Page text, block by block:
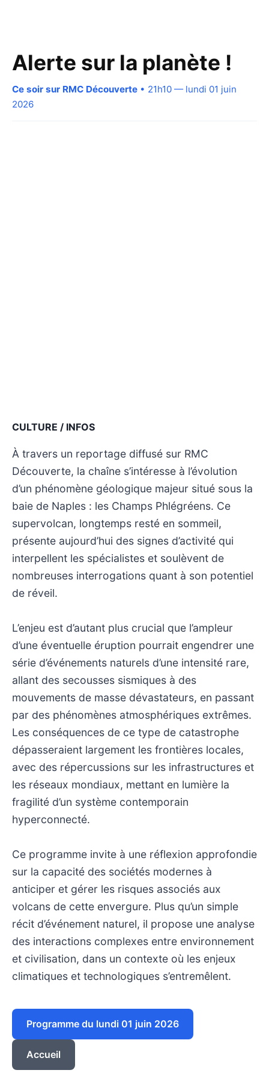
Alerte sur la planète !
Ce soir sur RMC Découverte • 21h10 — lundi 01 juin
2026
CULTURE / INFOS
À travers un reportage diffusé sur RMC
Découverte, la chaîne s’intéresse à l’évolution
d’un phénomène géologique majeur situé sous la
baie de Naples : les Champs Phlégréens. Ce
supervolcan, longtemps resté en sommeil,
présente aujourd’hui des signes d’activité qui
interpellent les spécialistes et soulèvent de
nombreuses interrogations quant à son potentiel
de réveil.
L’enjeu est d’autant plus crucial que l’ampleur
d’une éventuelle éruption pourrait engendrer une
série d’événements naturels d’une intensité rare,
allant des secousses sismiques à des
mouvements de masse dévastateurs, en passant
par des phénomènes atmosphériques extrêmes.
Les conséquences de ce type de catastrophe
dépasseraient largement les frontières locales,
avec des répercussions sur les infrastructures et
les réseaux mondiaux, mettant en lumière la
fragilité d’un système contemporain
hyperconnecté.
Ce programme invite à une réflexion approfondie
sur la capacité des sociétés modernes à
anticiper et gérer les risques associés aux
volcans de cette envergure. Plus qu’un simple
récit d’événement naturel, il propose une analyse
des interactions complexes entre environnement
et civilisation, dans un contexte où les enjeux
climatiques et technologiques s’entremêlent.
Programme du lundi 01 juin 2026
Accueil